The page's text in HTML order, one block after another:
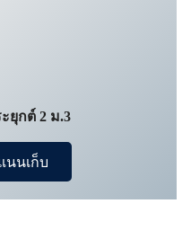
ยุกต์ 2 ม.3
นนเก็บ